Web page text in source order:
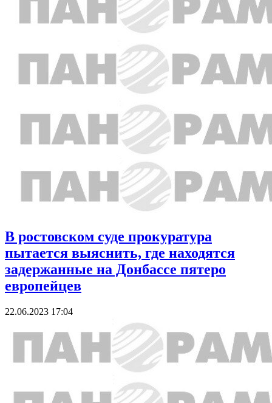
В ростовском суде прокуратура
пытается выяснить, где находятся
задержанные на Донбассе пятеро
европейцев
22.06.2023 17:04